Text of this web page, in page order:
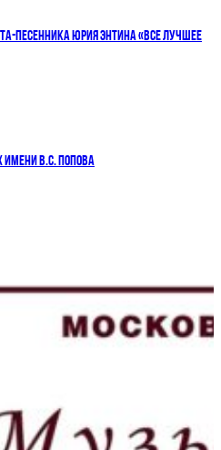
ПЕСЕННИКА ЮРИЯ ЭНТИНА «ВСЕ ЛУЧШЕЕ
ИМЕНИ В.С. ПОПОВА